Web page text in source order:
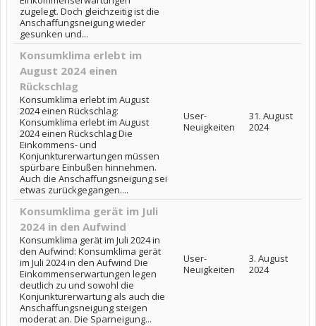
zugelegt. Doch gleichzeitig ist die
Anschaffungsneigung wieder
gesunken und...
Konsumklima erlebt im
August 2024 einen
Rückschlag
Konsumklima erlebt im August
2024 einen Rückschlag:
Konsumklima erlebt im August
2024 einen Rückschlag Die
Einkommens- und
Konjunkturerwartungen müssen
spürbare Einbußen hinnehmen.
Auch die Anschaffungsneigung sei
etwas zurückgegangen....
User-
Neuigkeiten
31. August
2024
Konsumklima gerät im Juli
2024 in den Aufwind
Konsumklima gerät im Juli 2024 in
den Aufwind: Konsumklima gerät
im Juli 2024 in den Aufwind Die
Einkommenserwartungen legen
deutlich zu und sowohl die
Konjunkturerwartung als auch die
Anschaffungsneigung steigen
moderat an. Die Sparneigung...
User-
Neuigkeiten
3. August
2024